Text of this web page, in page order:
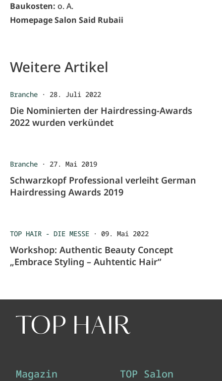
Baukosten: o. A.
Homepage Salon Said Rubaii
Weitere Artikel
Branche · 28. Juli 2022
Die Nominierten der Hairdressing-Awards
2022 wurden verkündet
Branche · 27. Mai 2019
Schwarzkopf Professional verleiht German
Hairdressing Awards 2019
TOP HAIR - DIE MESSE · 09. Mai 2022
Workshop: Authentic Beauty Concept
„Embrace Styling – Auhtentic Hair“
Magazin TOP Salon